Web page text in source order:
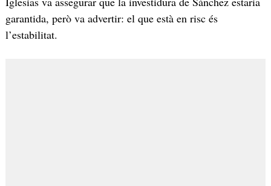
garantida, però va advertir: el que està en risc és
l’estabilitat.